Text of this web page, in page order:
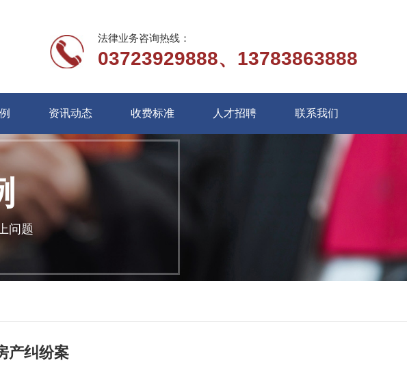
法律业务咨询热线：
03723929888、13783863888
资讯动态 收费标准 人才招聘 联系我们
问题
产纠纷案